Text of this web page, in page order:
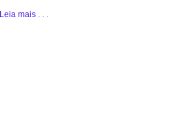
Leia mais . . .